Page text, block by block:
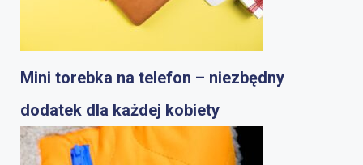
Mini torebka na telefon – niezbędny
dodatek dla każdej kobiety